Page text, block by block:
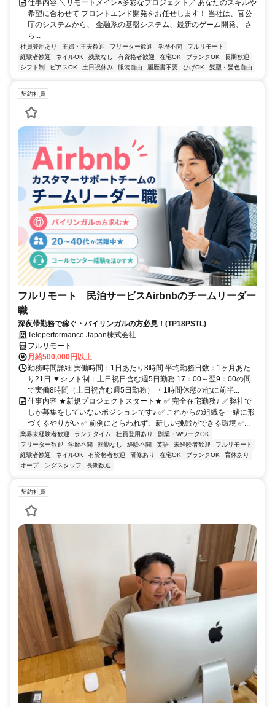
仕事内容 ＼リモートメイン×多彩なプロジェクト／ あなたのスキルや
希望に合わせて フロントエンド開発をお任せします！ 当社は、官公
庁のシステムから、 金融系の基盤システム、最新のゲーム開発、 さ
ら...
社員登用あり 主婦・主夫歓迎 フリーター歓迎 学歴不問
フルリモート
経験者歓迎
ネイルOK 残業なし 有資格者歓迎 在宅OK ブランクOK
長期歓迎
シフト制
ピアスOK 土日祝休み 服装自由 履歴書不要 ひげOK 髪型・髪色自由
契約社員
フルリモート 民泊サービスAirbnbのチームリーダー
職
深夜帯勤務で稼ぐ・バイリンガルの方必見！(TP18PSTL)
Teleperformance Japan株式会社
フルリモート
月給500,000円以上
勤務時間詳細 実働時間：1日あたり8時間 平均勤務日数：1ヶ月あた
り21日 ▼シフト制：土日祝日含む週5日勤務 17：00～翌9：00の間
で実働8時間（土日祝含む週5日勤務） ・1時間休憩の他に前半...
仕事内容 ★新規プロジェクトスタート★ ✅ 完全在宅勤務♪ ✅ 弊社で
しか募集をしていないポジションです♪ ✅ これからの組織を一緒に形
づくるやりがい ✅ 前例にとらわれず、新しい挑戦ができる環境 ✅...
業界未経験者歓迎 ランチタイム 社員登用あり
副業・WワークOK
フリーター歓迎
学歴不問 転勤なし 経験不問 英語 未経験者歓迎
フルリモート
経験者歓迎
ネイルOK 有資格者歓迎 研修あり 在宅OK ブランクOK
育休あり
オープニングスタッフ
長期歓迎
契約社員